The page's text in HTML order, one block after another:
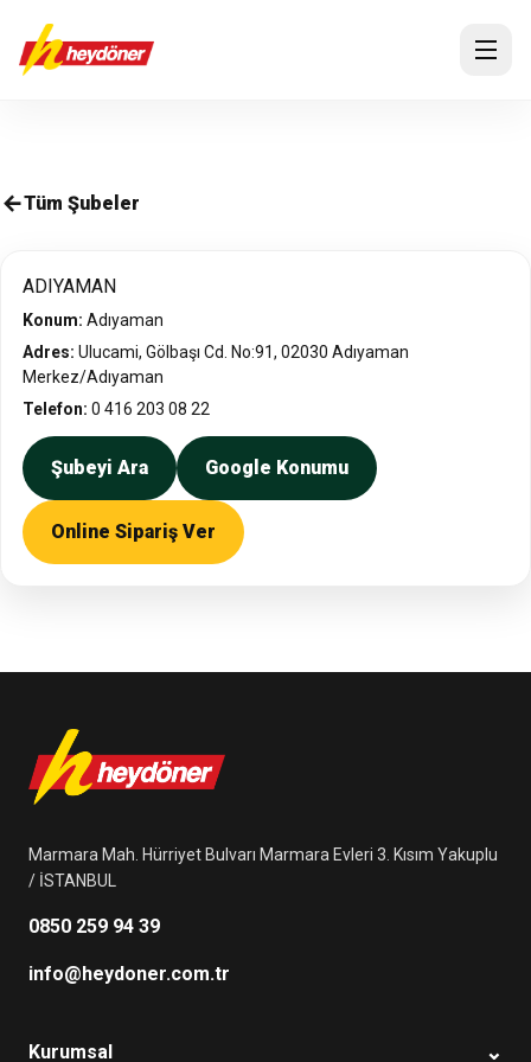
Tüm Şubeler
ADIYAMAN
Konum: Adıyaman
Adres: Ulucami, Gölbaşı Cd. No:91, 02030 Adıyaman
Merkez/Adıyaman
Telefon: 0 416 203 08 22
Şubeyi Ara Google Konumu
Online Sipariş Ver
Marmara Mah. Hürriyet Bulvarı Marmara Evleri 3. Kısım Yakuplu
/ İSTANBUL
0850 259 94 39
info@heydoner.com.tr
Kurumsal ⌄